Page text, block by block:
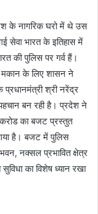
के नागरिक घरो में थे उस
सेवा भारत के इतिहास में
की पुलिस पर गर्व हैं।
के लिए शासन ने
श्री नरेंद्र
बन रही है। प्रदेश ने
का बजट प्रस्तुत
है। बजट में पुलिस
नक्सल प्रभावित क्षेत्र
का विशेष ध्यान रखा